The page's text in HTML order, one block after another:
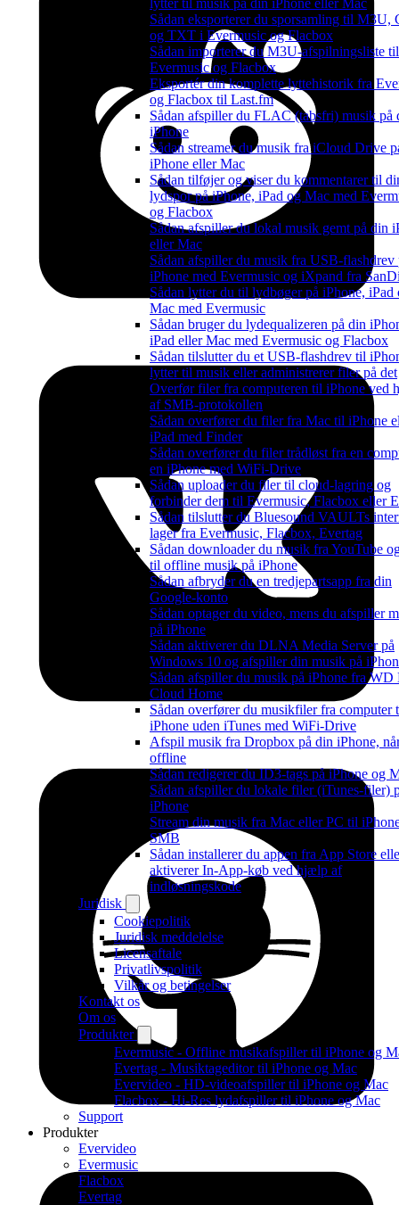
lytter til musik på din iPhone eller Mac
Sådan eksporterer du sporsamling til M3U,
og TXT i Evermusic og Flacbox
Sådan importerer du M3U-afspilningsliste til
Evermusic og Flacbox
Eksportér din komplette lyttehistorik fra
og Flacbox til Last.fm
Sådan afspiller du FLAC (tabsfri) musik på
iPhone
Sådan streamer du musik fra iCloud Drive
iPhone eller Mac
Sådan tilføjer og viser du kommentarer til
lydspor på iPhone, iPad og Mac med
og Flacbox
Sådan afspiller du lokal musik gemt på din
eller Mac
Sådan afspiller du musik fra USB-flashdrev
iPhone med Evermusic og iXpand fra
Sådan lytter du til lydbøger på iPhone, iPad
Mac med Evermusic
Sådan bruger du lydequalizeren på din
iPad eller Mac med Evermusic og Flacbox
Sådan tilslutter du et USB-flashdrev til
lytter til musik eller administrerer filer på det
Overfør filer fra computeren til iPhone ved
af SMB-protokollen
Sådan overfører du filer fra Mac til iPhone
iPad med Finder
Sådan overfører du filer trådløst fra en
en iPhone med WiFi-Drive
Sådan uploader du filer til cloud-lagring og
forbinder dem til Evermusic, Flacbox eller
Sådan tilslutter du Bluesound VAULTs
lager fra Evermusic, Flacbox, Evertag
Sådan downloader du musik fra YouTube
til offline musik på iPhone
Sådan afbryder du en tredjepartsapp fra din
Google-konto
Sådan optager du video, mens du afspiller
på iPhone
Sådan aktiverer du DLNA Media Server på
Windows 10 og afspiller din musik på
Sådan afspiller du musik på iPhone fra WD
Cloud Home
Sådan overfører du musikfiler fra computer
iPhone uden iTunes med WiFi-Drive
Afspil musik fra Dropbox på din iPhone,
offline
Sådan redigerer du ID3-tags på iPhone og
Sådan afspiller du lokale filer (iTunes-filer)
iPhone
Stream din musik fra Mac eller PC til
SMB
Sådan installerer du appen fra App Store
aktiverer In-App-køb ved hjælp af
indløsningskode
Juridisk
Cookiepolitik
Juridisk meddelelse
Licensaftale
Privatlivspolitik
Vilkår og betingelser
Kontakt os
Om os
Produkter
Evermusic - Offline musikafspiller til iPhone og
Evertag - Musiktageditor til iPhone og Mac
Evervideo - HD-videoafspiller til iPhone og Mac
Flacbox - Hi-Res lydafspiller til iPhone og Mac
Support
Produkter
Evervideo
Evermusic
Flacbox
Evertag